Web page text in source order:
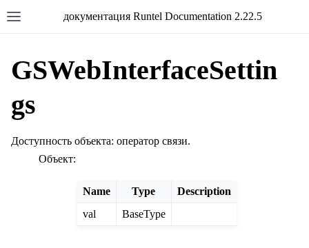
документация Runtel Documentation 2.22.5
GSWebInterfaceSettin
gs
Доступность объекта: оператор связи.
Объект:
Name Type
Description
val
BaseType